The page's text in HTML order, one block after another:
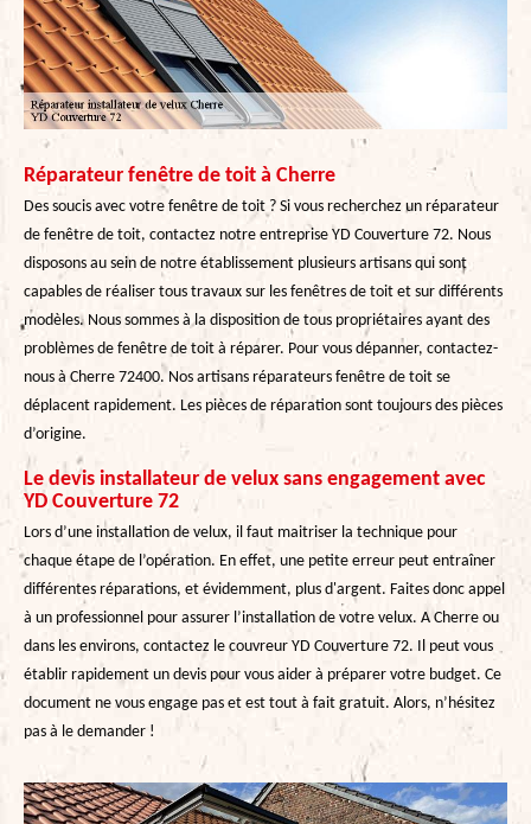
Réparateur fenêtre de toit à Cherre
Des soucis avec votre fenêtre de toit ? Si vous recherchez un réparateur
de fenêtre de toit, contactez notre entreprise YD Couverture 72. Nous
disposons au sein de notre établissement plusieurs artisans qui sont
capables de réaliser tous travaux sur les fenêtres de toit et sur différents
modèles. Nous sommes à la disposition de tous propriétaires ayant des
problèmes de fenêtre de toit à réparer. Pour vous dépanner, contactez-
nous à Cherre 72400. Nos artisans réparateurs fenêtre de toit se
déplacent rapidement. Les pièces de réparation sont toujours des pièces
d’origine.
Le devis installateur de velux sans engagement avec
YD Couverture 72
Lors d’une installation de velux, il faut maitriser la technique pour
chaque étape de l’opération. En effet, une petite erreur peut entraîner
différentes réparations, et évidemment, plus d'argent. Faites donc appel
à un professionnel pour assurer l’installation de votre velux. A Cherre ou
dans les environs, contactez le couvreur YD Couverture 72. Il peut vous
établir rapidement un devis pour vous aider à préparer votre budget. Ce
document ne vous engage pas et est tout à fait gratuit. Alors, n’hésitez
pas à le demander !